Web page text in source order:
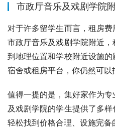
市政厅音乐及戏剧学院
对于许多留学生而言，租房
市政厅音乐及戏剧学院附近
到地理位置和学校附近设施
宿舍或租房平台，你仍然可以
值得一提的是，集好家作为
及戏剧学院的学生提供了多
轻松找到价格合理、设施完备